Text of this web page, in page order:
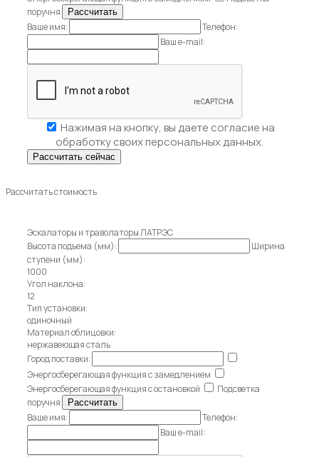
поручня
Ваше имя:
Телефон:
Ваш e-mail:
Нажимая на кнопку, вы даете согласие на
обработку своих персональных данных.
Рассчитать стоимость
Эскалаторы и траволаторы ЛАТРЭС
Высота подъема (мм):
Ширина
ступени (мм):
1000
Угол наклона:
12
Тип установки:
одиночный
Материал облицовки:
нержавеющая сталь
Город поставки:
Энергосберегающая функция с замедлением
Энергосберегающая функция с остановкой
Подсветка
поручня
Ваше имя:
Телефон:
Ваш e-mail: